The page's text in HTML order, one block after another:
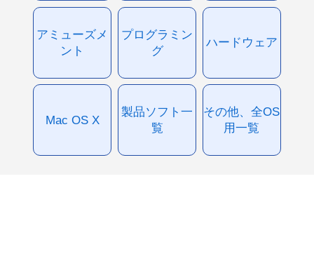
アミューズメ
ント
プログラミン
グ
ハードウェア
Mac OS X
製品ソフト一
覧
その他、全OS
用一覧